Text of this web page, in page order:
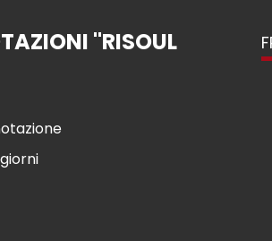
"RISOUL